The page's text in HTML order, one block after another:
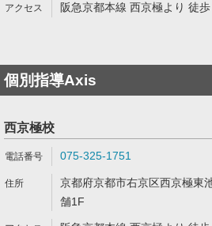
阪急京都本線 西京極より 徒
個別指導Axis
西京極校
075-325-1751
京都府京都市右京区西京極東
舗1F